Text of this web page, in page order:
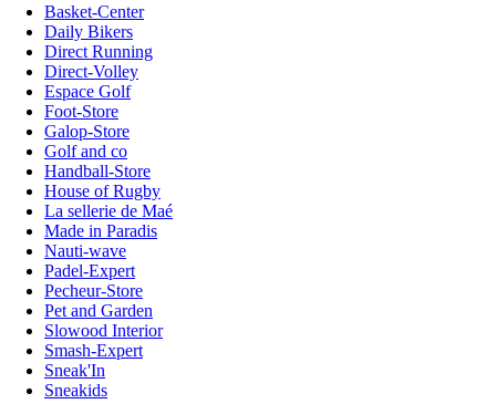
Basket-Center
Daily Bikers
Direct Running
Direct-Volley
Espace Golf
Foot-Store
Galop-Store
Golf and co
Handball-Store
House of Rugby
La sellerie de Maé
Made in Paradis
Nauti-wave
Padel-Expert
Pecheur-Store
Pet and Garden
Slowood Interior
Smash-Expert
Sneak'In
Sneakids